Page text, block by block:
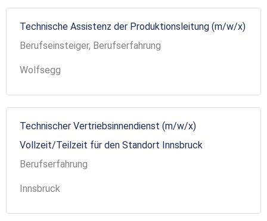
Technische Assistenz der Produktionsleitung (m/w/x)
Berufseinsteiger, Berufserfahrung
Wolfsegg
Technischer Vertriebsinnendienst (m/w/x)
Vollzeit/Teilzeit für den Standort Innsbruck
Berufserfahrung
Innsbruck